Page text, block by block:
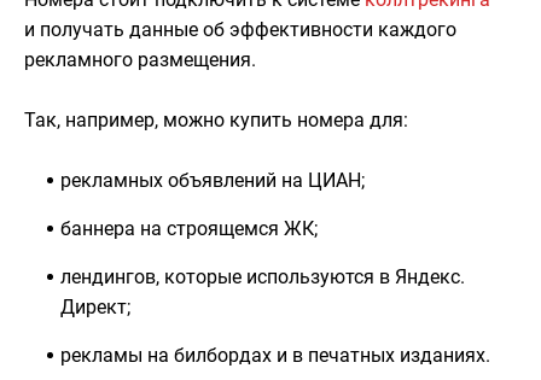
и получать данные об эффективности каждого
рекламного размещения.
Так, например, можно купить номера для:
рекламных объявлений на ЦИАН;
баннера на строящемся ЖК;
лендингов, которые используются в Яндекс.
Директ;
рекламы на билбордах и в печатных изданиях.